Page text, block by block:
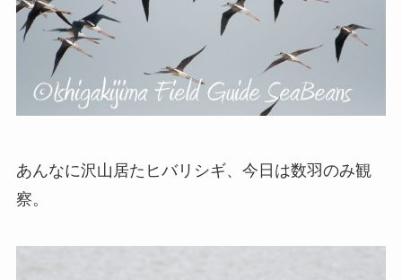
あんなに沢山居たヒバリシギ、今日は数羽のみ観
察。